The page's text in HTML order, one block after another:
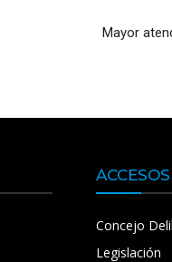
Mayor
Concejo
Legislación